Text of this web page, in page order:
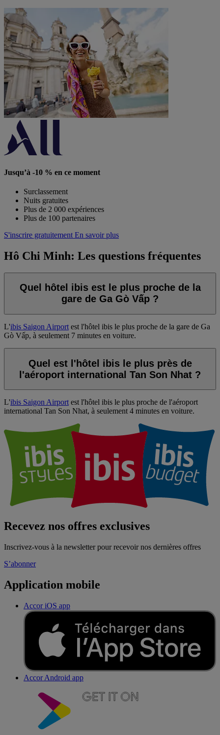
Jusqu’à -10 % en ce moment
Surclassement
Nuits gratuites
Plus de 2 000 expériences
Plus de 100 partenaires
S'inscrire gratuitement En savoir plus
Hô Chi Minh: Les questions fréquentes
Quel hôtel ibis est le plus proche de la
gare de Ga Gò Vấp ?
L'ibis Saigon Airport est l'hôtel ibis le plus proche de la gare de Ga
Gò Vấp, à seulement 7 minutes en voiture.
Quel est l'hôtel ibis le plus près de
l'aéroport international Tan Son Nhat ?
L'ibis Saigon Airport est l'hôtel ibis le plus proche de l'aéroport
international Tan Son Nhat, à seulement 4 minutes en voiture.
Recevez nos offres exclusives
Inscrivez-vous à la newsletter pour recevoir nos dernières offres
S’abonner
Application mobile
Accor iOS app
Accor Android app